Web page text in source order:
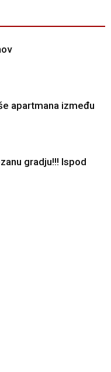
apartmana između
gradju!!! Ispod